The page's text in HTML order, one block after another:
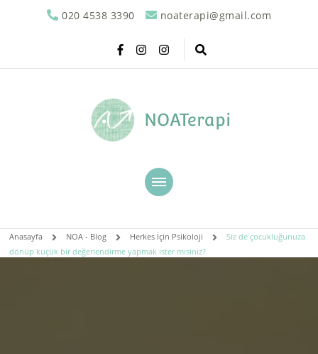
020 4538 3390 noaterapi@gmail.com
NOATerapi
Anasayfa NOA - Blog Herkes İçin Psikoloji
Siz de çocukluğunuza
dönüp küçük bir değerlendirme yapmak ister misiniz?